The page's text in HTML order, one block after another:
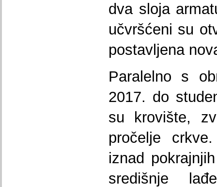
dva sloja
učvršćeni su
postavljena
Paralelno s
2017. do
su krovište,
pročelje
iznad
središnje